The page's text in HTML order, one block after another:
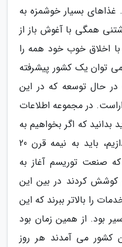
بسیار خوشمزه به
همگی با آغوش باز از
اخلاق خوب خود همه را
توان یک کشور پیشرفته
حال توسعه که در این
در مجموعه اطلاعات
بدانید که اگر بخواهیم به
پیشینه پیشرفت این کشور بپردازیم، باید به نیمه قرن 20
صنعت توریسم آغاز به
کوشش کردند در بین این
را بالاتر ببرند که این
بود. از همین زمان بود
کشور می آمدند هر روز